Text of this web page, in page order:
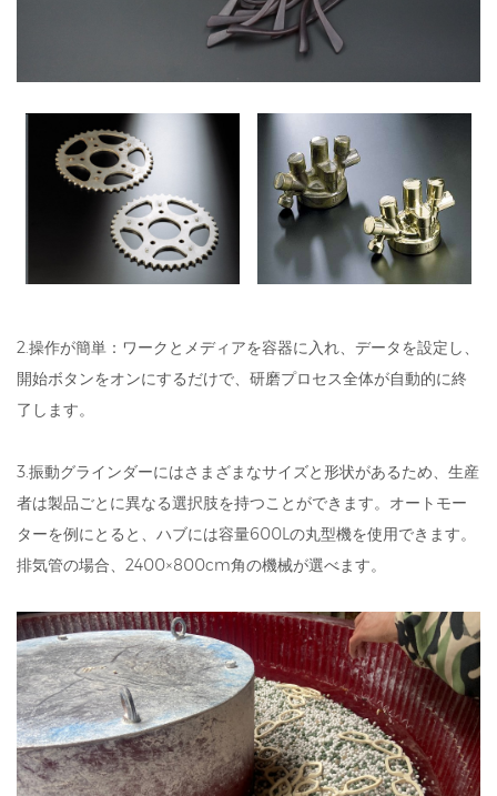
2.操作が簡単：ワークとメディアを容器に入れ、データを設定し、
開始ボタンをオンにするだけで、研磨プロセス全体が自動的に終
了します。
3.振動グラインダーにはさまざまなサイズと形状があるため、生産
者は製品ごとに異なる選択肢を持つことができます。オートモー
ターを例にとると、ハブには容量600Lの丸型機を使用できます。
排気管の場合、2400×800cm角の機械が選べます。